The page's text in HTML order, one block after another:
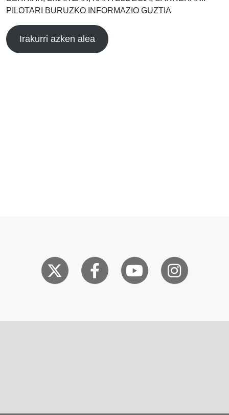
PILOTARI BURUZKO INFORMAZIO GUZTIA
Irakurri azken alea